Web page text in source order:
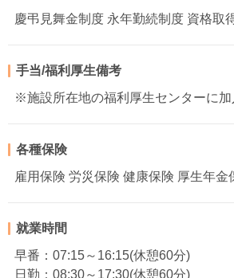
慶弔見舞金制度 永年勤続制度 資格取
手当/福利厚生備考
※施設所在地の福利厚生センターに加
各種保険
雇用保険 労災保険 健康保険 厚生年金
就業時間
早番：07:15～16:15(休憩60分)
日勤：08:30～17:30(休憩60分)